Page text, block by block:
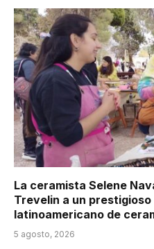
La ceramista Selene
Trevelin a un
latinoamericano de
5 agosto, 2026